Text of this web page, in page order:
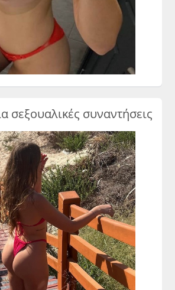
σεξουαλικές συναντήσεις